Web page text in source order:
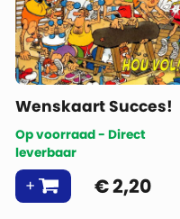
Wenskaart Succes!
Op voorraad - Direct
leverbaar
€2,20